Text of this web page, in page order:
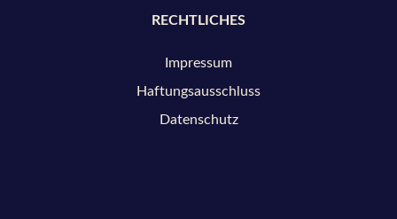
RECHTLICHES
Impressum
Haftungsausschluss
Datenschutz